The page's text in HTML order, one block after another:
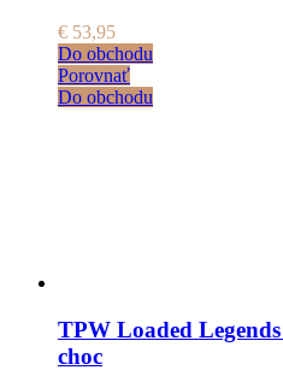
€ 53,95
Do obchodu
Porovnať
Do obchodu
TPW Loaded
choc